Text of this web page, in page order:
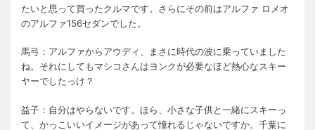
たいと思って買ったクルマです。さらにその前はアルファ ロメオ
のアルファ156セダンでした。
馬弓：アルファからアウディ、まさに時代の波に乗っていました
ね。それにしてもマシコさんはヨンクが必要なほど熱心なスキー
ヤーでしたっけ？
益子：自分はやらないです。ほら、小さな子供と一緒にスキーっ
て、かっこいいイメージがあって憧れるじゃないですか。千葉に